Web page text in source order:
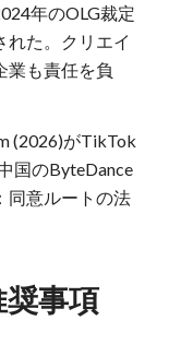
年のOLG裁定
れた。クリエイ
業も責任を負
(2026)がTikTok
国のByteDance
同意ルートの法
事項